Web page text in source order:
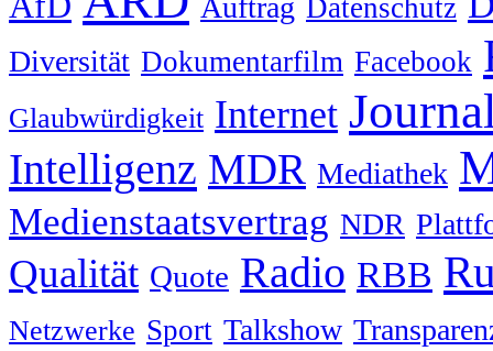
Auftrag Datenschutz
Diversität Dokumentarfilm Facebook
Glaubwürdigkeit Internet
Intelligenz MDR Mediathek
Medienstaatsvertrag NDR
Qualität Quote Radio RBB
Netzwerke Sport Talkshow